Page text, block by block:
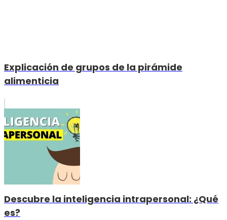
Explicación de grupos de la pirámide
alimenticia
Descubre la inteligencia intrapersonal: ¿Qué
es?